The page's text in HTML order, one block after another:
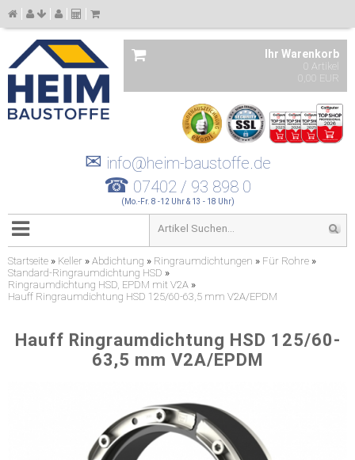
Ihr Warenkorb
0 Artikel
0,00 EUR
✉ info@heim-baustoffe.de
☎ 07402 / 93 898 0
(Mo.-Fr. 8 -12 Uhr & 13 - 18 Uhr)
Startseite » Keller » Abdichtung » Ringraumdichtungen » Für Rohre »
Standard-Ringraumdichtung HSD »
Ringraumdichtung HSD, EPDM mit V2A »
Hauff Ringraumdichtung HSD 125/60-63,5 mm V2A/EPDM
Hauff Ringraumdichtung HSD 125/60-
63,5 mm V2A/EPDM